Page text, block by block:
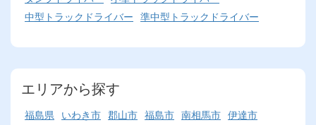
中型トラックドライバー 準中型トラックドライバー
エリアから探す
福島県 いわき市 郡山市 福島市 南相馬市 伊達市